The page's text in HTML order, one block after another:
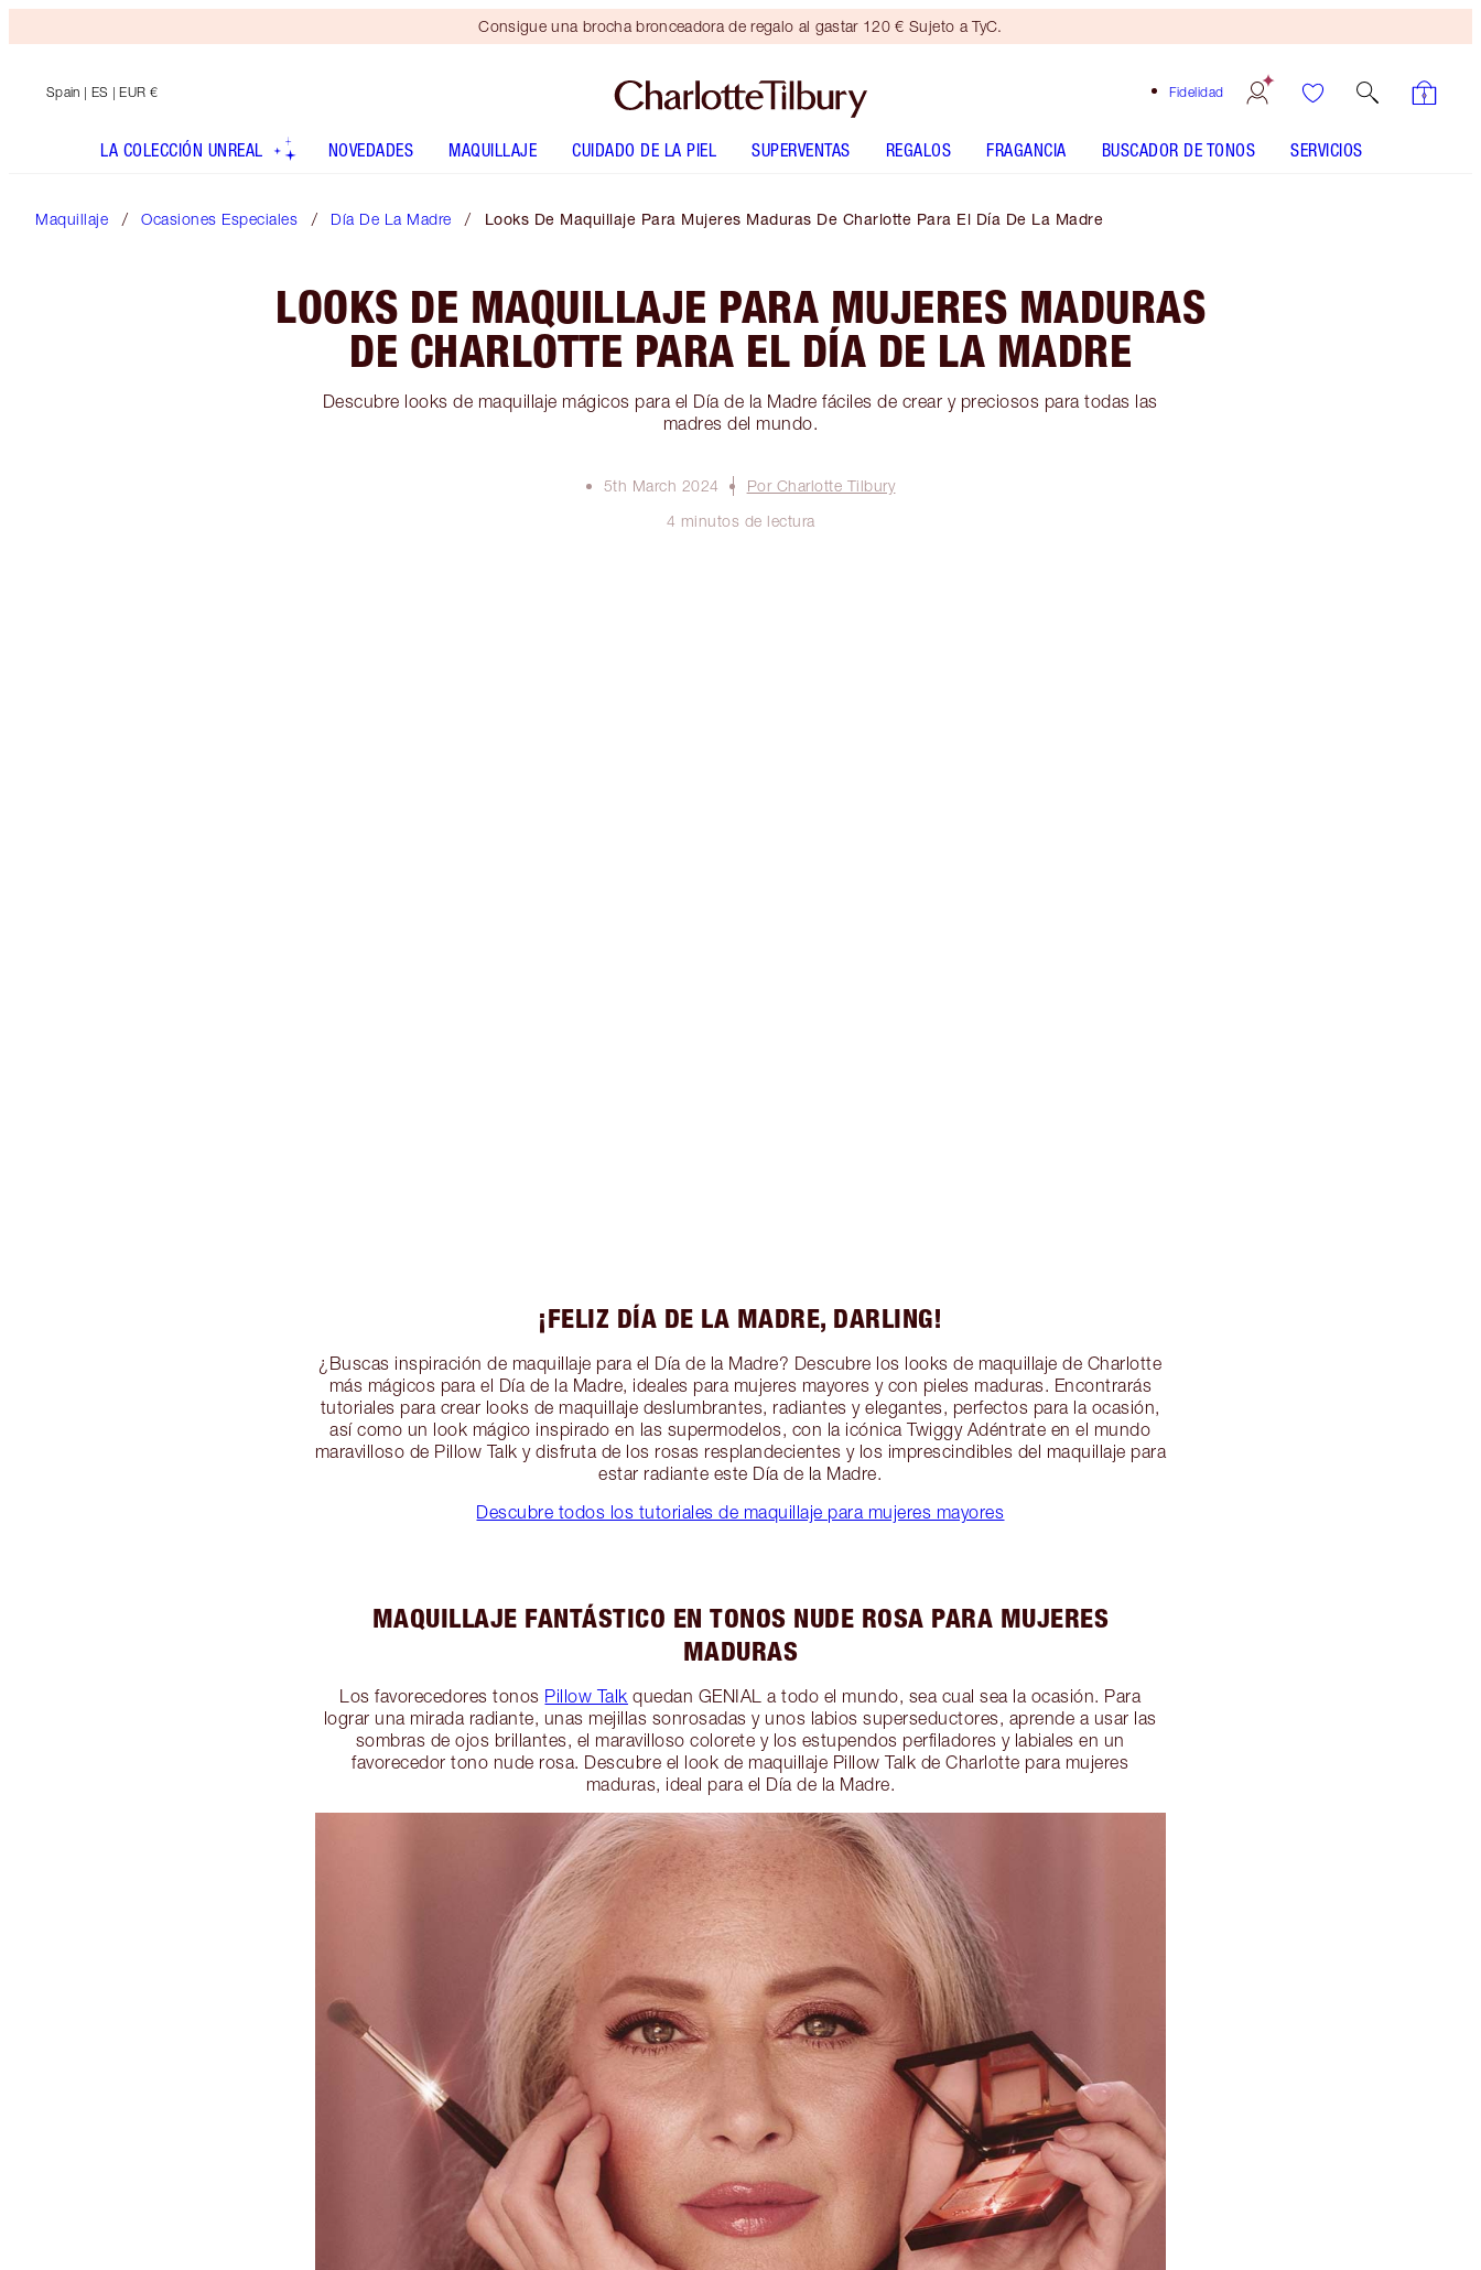
Consigue una brocha bronceadora de regalo al gastar 120 € Sujeto a TyC.
Fidelidad
Spain | ES | EUR €
LA COLECCIÓN UNREAL NOVEDADES MAQUILLAJE CUIDADO DE LA PIEL SUPERVENTAS REGALOS FRAGANCIA BUSCADOR DE TONOS SERVICIOS
Maquillaje Ocasiones Especiales Día De La Madre Looks De Maquillaje Para Mujeres Maduras De Charlotte Para El Día De La Madre
LOOKS DE MAQUILLAJE PARA MUJERES MADURAS
DE CHARLOTTE PARA EL DÍA DE LA MADRE
Descubre looks de maquillaje mágicos para el Día de la Madre fáciles de crear y preciosos para todas las
madres del mundo.
5th March 2024
Por Charlotte Tilbury
4 minutos de lectura
¡FELIZ DÍA DE LA MADRE, DARLING!
¿Buscas inspiración de maquillaje para el Día de la Madre? Descubre los looks de maquillaje de Charlotte
más mágicos para el Día de la Madre, ideales para mujeres mayores y con pieles maduras. Encontrarás
tutoriales para crear looks de maquillaje deslumbrantes, radiantes y elegantes, perfectos para la ocasión,
así como un look mágico inspirado en las supermodelos, con la icónica Twiggy Adéntrate en el mundo
maravilloso de Pillow Talk y disfruta de los rosas resplandecientes y los imprescindibles del maquillaje para
estar radiante este Día de la Madre.
Descubre todos los tutoriales de maquillaje para mujeres mayores
MAQUILLAJE FANTÁSTICO EN TONOS NUDE ROSA PARA MUJERES
MADURAS
Los favorecedores tonos Pillow Talk quedan GENIAL a todo el mundo, sea cual sea la ocasión. Para
lograr una mirada radiante, unas mejillas sonrosadas y unos labios superseductores, aprende a usar las
sombras de ojos brillantes, el maravilloso colorete y los estupendos perfiladores y labiales en un
favorecedor tono nude rosa. Descubre el look de maquillaje Pillow Talk de Charlotte para mujeres
maduras, ideal para el Día de la Madre.